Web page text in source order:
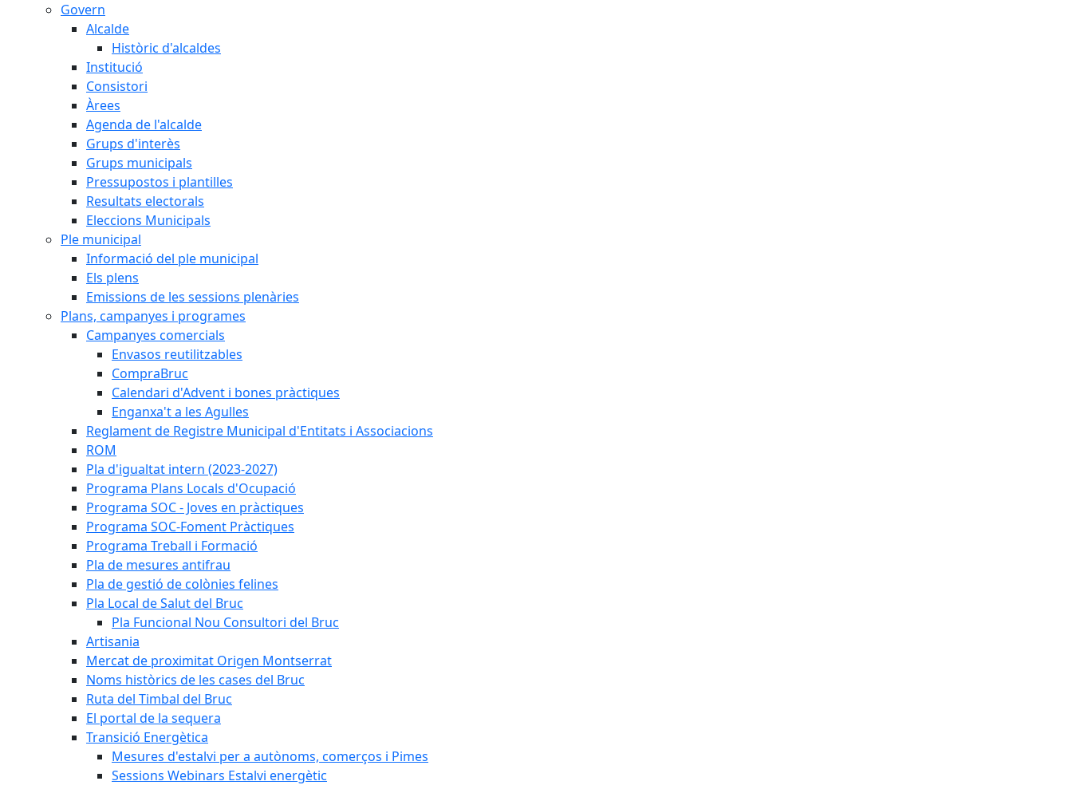
Govern
Alcalde
Històric d'alcaldes
Institució
Consistori
Àrees
Agenda de l'alcalde
Grups d'interès
Grups municipals
Pressupostos i plantilles
Resultats electorals
Eleccions Municipals
Ple municipal
Informació del ple municipal
Els plens
Emissions de les sessions plenàries
Plans, campanyes i programes
Campanyes comercials
Envasos reutilitzables
CompraBruc
Calendari d'Advent i bones pràctiques
Enganxa't a les Agulles
Reglament de Registre Municipal d'Entitats i Associacions
ROM
Pla d'igualtat intern (2023-2027)
Programa Plans Locals d'Ocupació
Programa SOC - Joves en pràctiques
Programa SOC-Foment Pràctiques
Programa Treball i Formació
Pla de mesures antifrau
Pla de gestió de colònies felines
Pla Local de Salut del Bruc
Pla Funcional Nou Consultori del Bruc
Artisania
Mercat de proximitat Origen Montserrat
Noms històrics de les cases del Bruc
Ruta del Timbal del Bruc
El portal de la sequera
Transició Energètica
Mesures d'estalvi per a autònoms, comerços i Pimes
Sessions Webinars Estalvi energètic